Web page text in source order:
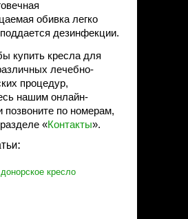
обивка легко
дезинфекции.
купить кресла для
лечебно-
процедур,
нашим онлайн-
позвоните по номерам,
«Контакты».
кресло